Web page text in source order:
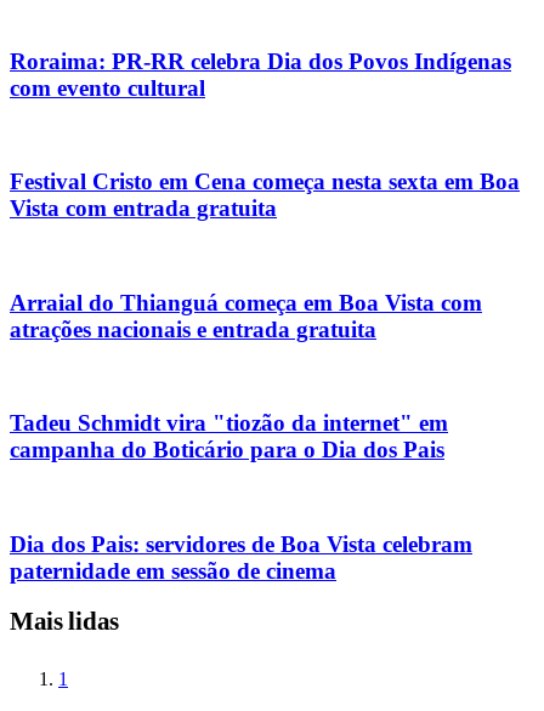
Roraima: PR-RR celebra Dia dos Povos Indígenas
com evento cultural
Festival Cristo em Cena começa nesta sexta em Boa
Vista com entrada gratuita
Arraial do Thianguá começa em Boa Vista com
atrações nacionais e entrada gratuita
Tadeu Schmidt vira "tiozão da internet" em
campanha do Boticário para o Dia dos Pais
Dia dos Pais: servidores de Boa Vista celebram
paternidade em sessão de cinema
Mais lidas
1